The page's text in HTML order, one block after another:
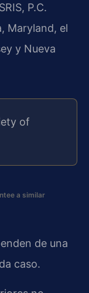
P.C.
Maryland, el
y Nueva
of
a similar
de una
caso.